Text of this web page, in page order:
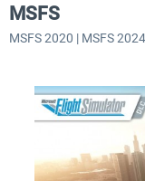
MSFS
MSFS 2020 | MSFS 2024